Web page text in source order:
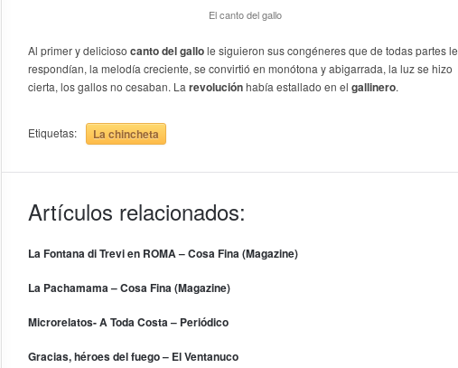
El canto del gallo
Al primer y delicioso canto del gallole siguieron sus congéneres que de todas partes le
respondían, la melodía creciente, se convirtió en monótona y abigarrada, la luz se hizo
cierta, los gallos no cesaban. La revoluciónhabía estallado en el gallinero.
Etiquetas: La chincheta
Artículos relacionados:
La Fontana di Trevi en ROMA – Cosa Fina (Magazine)
La Pachamama – Cosa Fina (Magazine)
Microrelatos- A Toda Costa – Periódico
Gracias, héroes del fuego – El Ventanuco